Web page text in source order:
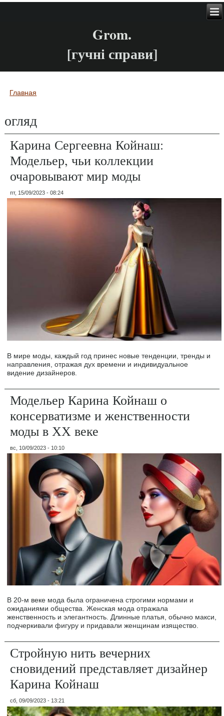
Grom.
[гучні справи]
Вы здесь
Главная
огляд
Карина Сергеевна Койнаш:
Модельер, чьи коллекции
очаровывают мир моды
пт, 15/09/2023 - 08:24
В мире моды, каждый год принес новые тенденции, тренды и
направления, отражая дух времени и индивидуальное
видение дизайнеров.
Модельер Карина Койнаш о
консерватизме и женственности
моды в ХХ веке
вс, 10/09/2023 - 10:10
В 20-м веке мода была ограничена строгими нормами и
ожиданиями общества. Женская мода отражала
женственность и элегантность. Длинные платья, обычно макси,
подчеркивали фигуру и придавали женщинам изящество.
Стройную нить вечерних
сновидений представляет дизайнер
Карина Койнаш
сб, 09/09/2023 - 13:21